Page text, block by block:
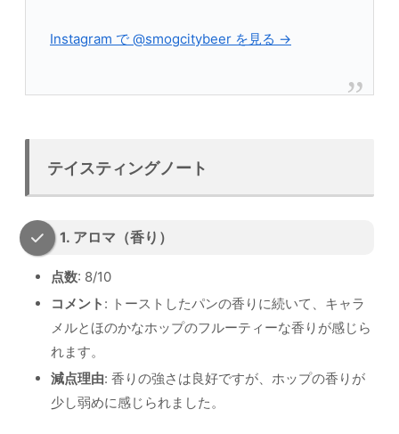
Instagram で @smogcitybeer を見る →
テイスティングノート
1. アロマ（香り）
点数: 8/10
コメント : トーストしたパンの香りに続いて、キャラ
メルとほのかなホップのフルーティーな香りが感じら
れます。
減点理由: 香りの強さは良好ですが、ホップの香りが
少し弱めに感じられました。